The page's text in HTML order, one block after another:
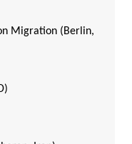
Migration (Berlin,